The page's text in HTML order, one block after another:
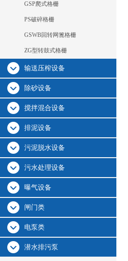
GSP爬式格栅
PS破碎格栅
GSWB回转网篦格栅
ZG型转鼓式格栅
输送压榨设备
除砂设备
搅拌混合设备
排泥设备
污泥脱水设备
污水处理设备
曝气设备
闸门类
电泵类
潜水排污泵